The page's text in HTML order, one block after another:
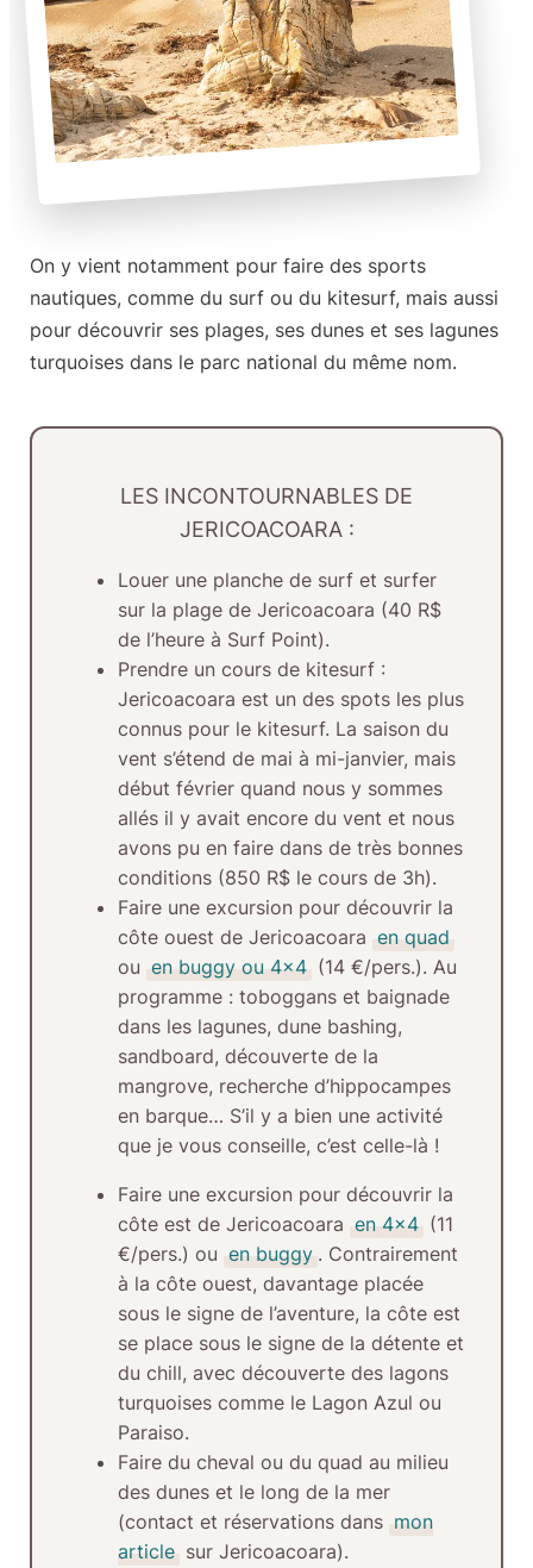
On y vient notamment pour faire des sports
nautiques, comme du surf ou du kitesurf, mais aussi
pour découvrir ses plages, ses dunes et ses lagunes
turquoises dans le parc national du même nom.
LES INCONTOURNABLES DE
JERICOACOARA :
Louer une planche de surfet surfer
sur la plage de Jericoacoara (40 R$
de l’heure à Surf Point).
Prendre un cours de kitesurf:
Jericoacoara est un des spots les plus
connus pour le kitesurf. La saison du
vent s’étend de mai à mi-janvier, mais
début février quand nous y sommes
allés il y avait encore du vent et nous
avons pu en faire dans de très bonnes
conditions (850 R$ le cours de 3h).
Faire une excursion pour découvrir la
côte ouest de Jericoacoara en quad
ou en buggy ou 4×4 (14 €/pers.). Au
programme : toboggans et baignade
dans les lagunes, dune bashing,
sandboard, découverte de la
mangrove, recherche d’hippocampes
en barque… S’il y a bien une activité
que je vous conseille, c’est celle-là !
Faire une excursion pour découvrir la
côte est de Jericoacoara en 4×4 (11
€/pers.) ou en buggy . Contrairement
à la côte ouest, davantage placée
sous le signe de l’aventure, la côte est
se place sous le signe de la détente et
du chill, avec découverte des lagons
turquoises comme le Lagon Azul ou
Paraiso.
Faire du cheval ou du quad au milieu
des dunes et le long de la mer
(contact et réservations dans mon
article sur Jericoacoara).